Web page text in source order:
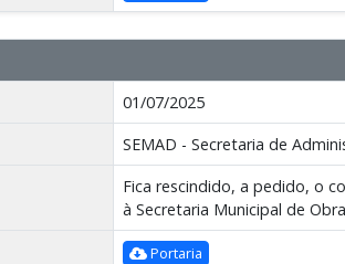
01/07/2025
SEMAD - Secretaria de
Fica rescindido, a pedido, o
à Secretaria Municipal de
Portaria